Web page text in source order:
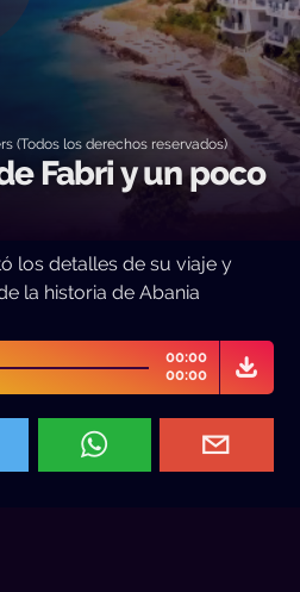
los derechos reservados)
Fabri y un poco
los detalles de su viaje y
la historia de Abania
00:00
00:00